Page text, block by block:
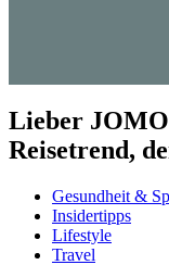
Lieber
Reisetrend,
Gesundheit &
Insidertipps
Lifestyle
Travel